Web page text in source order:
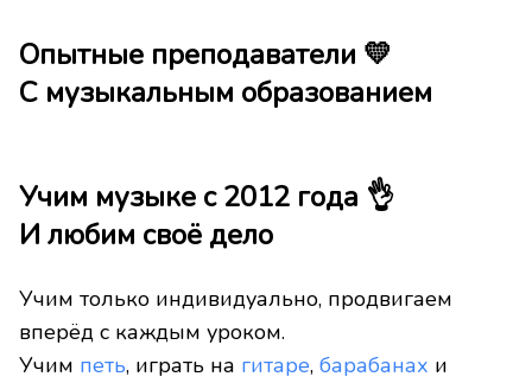
Опытные преподаватели 💛
С музыкальным образованием
Учим музыке с 2012 года 👌
И любим своё дело
Учим только индивидуально, продвигаем
вперёд с каждым уроком.
Учим петь, играть на гитаре, барабанах и